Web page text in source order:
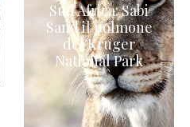
Sud Africa: Sabi
Sand il polmone
del Kruger
National Park